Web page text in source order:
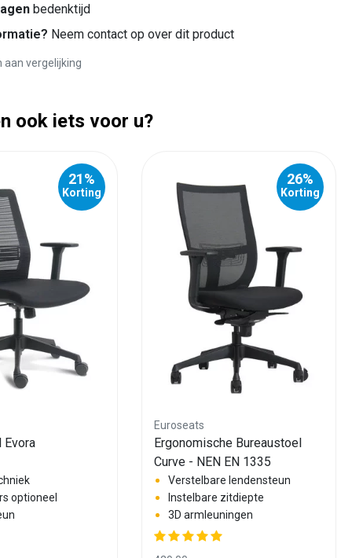
bedenktijd
Neem contact op over dit product
aan vergelijking
ook iets voor u?
21%
Korting
Evora
optioneel
26%
Korting
Euroseats
Ergonomische Bureaustoel
Curve - NEN EN 1335
Verstelbare lendensteun
Instelbare zitdiepte
3D armleuningen